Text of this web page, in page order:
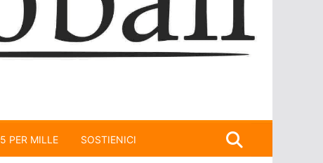
5 PER MILLE SOSTIENICI